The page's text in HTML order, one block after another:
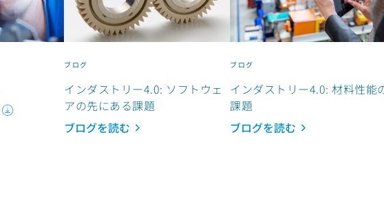
ブログ
インダストリー4.0: ソフトウェ
アの先にある課題
ブログを読む
ブログ
インダストリー4.0: 材料性能
課題
ブログを読む